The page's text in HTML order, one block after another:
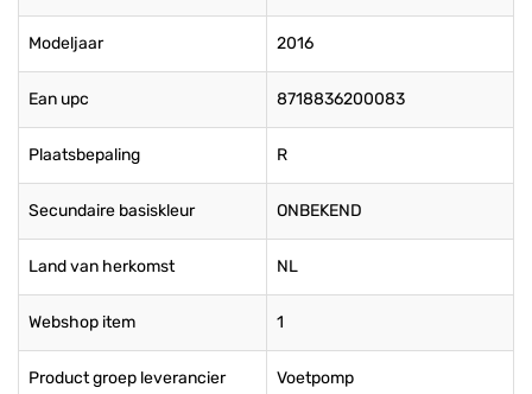
Modeljaar 2016
Ean upc 8718836200083
Plaatsbepaling R
Secundaire basiskleur ONBEKEND
Land van herkomst NL
Webshop item 1
Product groep leverancier Voetpomp